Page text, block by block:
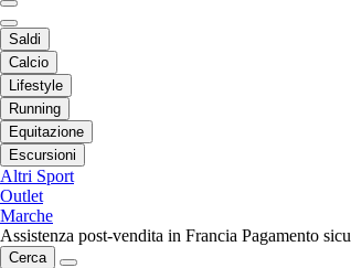
Saldi
Calcio
Lifestyle
Running
Equitazione
Escursioni
Altri Sport
Outlet
Marche
Assistenza post-vendita in Francia Pagamento
Cerca